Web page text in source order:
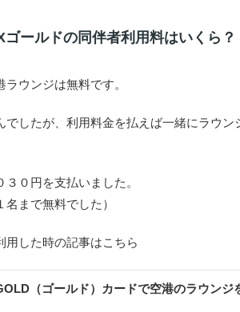
ールドの同伴者利用料はいくら？
ウンジは無料です。
したが、利用料金を払えば一緒にラウン
０円を支払いました。
まで無料でした）
した時の記事はこちら
（ゴールド）カードで空港のラウンジ